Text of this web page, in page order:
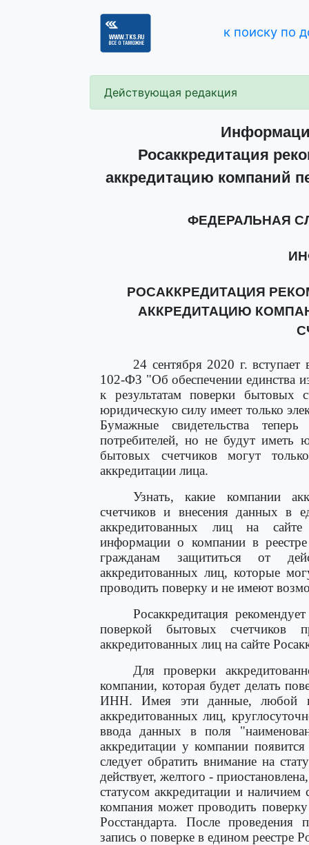
к поиску по
Действующая редакция
Росаккредитация
аккредитацию компаний
ФЕДЕРАЛЬНАЯ
РОСАККРЕДИТАЦИЯ
АККРЕДИТАЦИЮ
24 сентября 2020 г.
102-ФЗ "Об обеспечении единства
к результатам поверки
юридическую силу имеет только
Бумажные свидетельства
потребителей, но не будут иметь
бытовых счетчиков могут
аккредитации лица.
Узнать, какие компании
счетчиков и внесения данных в
аккредитованных лиц на сайте
информации о компании в
гражданам защититься от
аккредитованных лиц, которые
проводить поверку и не имеют
Росаккредитация
поверкой бытовых счетчиков
аккредитованных лиц на сайте
Для проверки
компании, которая будет делать
ИНН. Имея эти данные, любой
аккредитованных лиц,
ввода данных в поля
аккредитации у компании
следует обратить внимание на
действует, желтого -
статусом аккредитации и наличием
компания может проводить
Росстандарта. После проведения
запись о поверке в едином реестре